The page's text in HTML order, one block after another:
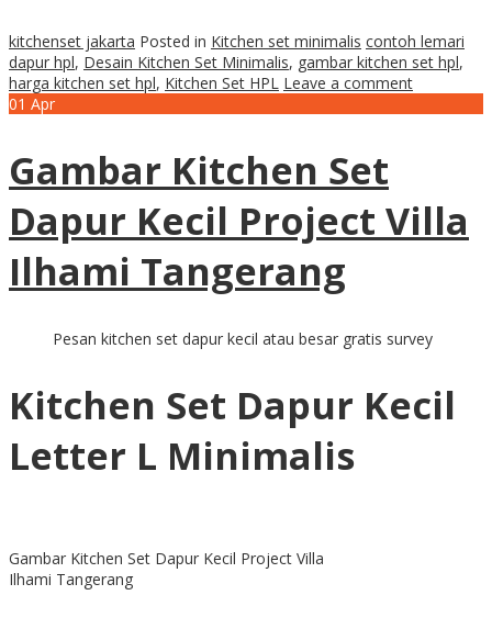
kitchenset jakarta Posted in Kitchen set minimalis contoh lemari
dapur hpl, Desain Kitchen Set Minimalis, gambar kitchen set hpl,
harga kitchen set hpl, Kitchen Set HPL Leave a comment
01 Apr
Gambar Kitchen Set
Dapur Kecil Project Villa
Ilhami Tangerang
Pesan kitchen set dapur kecil atau besar gratis survey
Kitchen Set Dapur Kecil
Letter L Minimalis
Gambar Kitchen Set Dapur Kecil Project Villa
Ilhami Tangerang